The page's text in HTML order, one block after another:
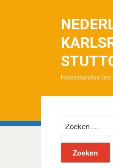
Nederlandse